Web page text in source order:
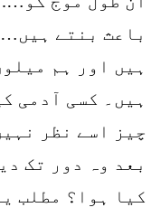
باعث بنتے
ہیں اور ہم
ہیں۔ کسی آدمی
چیز اسے نظر
بعد وہ دور تک
کیا ہوا؟ مطلب